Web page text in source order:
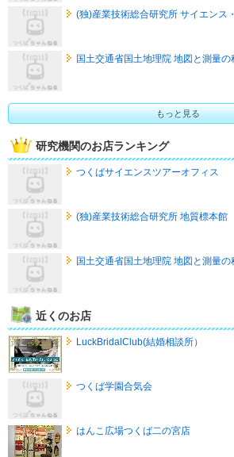
(独)産業技術総合研究所 サイエンス
国土交通省国土地理院 地図と測量の
もっと見る
研究機関のお店ランキング
つくばサイエンスツアーオフィス
(独)産業技術総合研究所 地質標本館
国土交通省国土地理院 地図と測量の
近くのお店
LuckBridalClub(結婚相談所）
つくば学園合気会
はんこ広場つくば二の宮店